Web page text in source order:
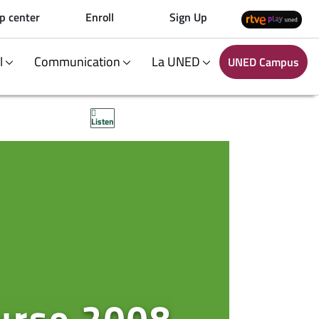
center Enroll Sign Up
Communication La UNED UNED Campus
Listen